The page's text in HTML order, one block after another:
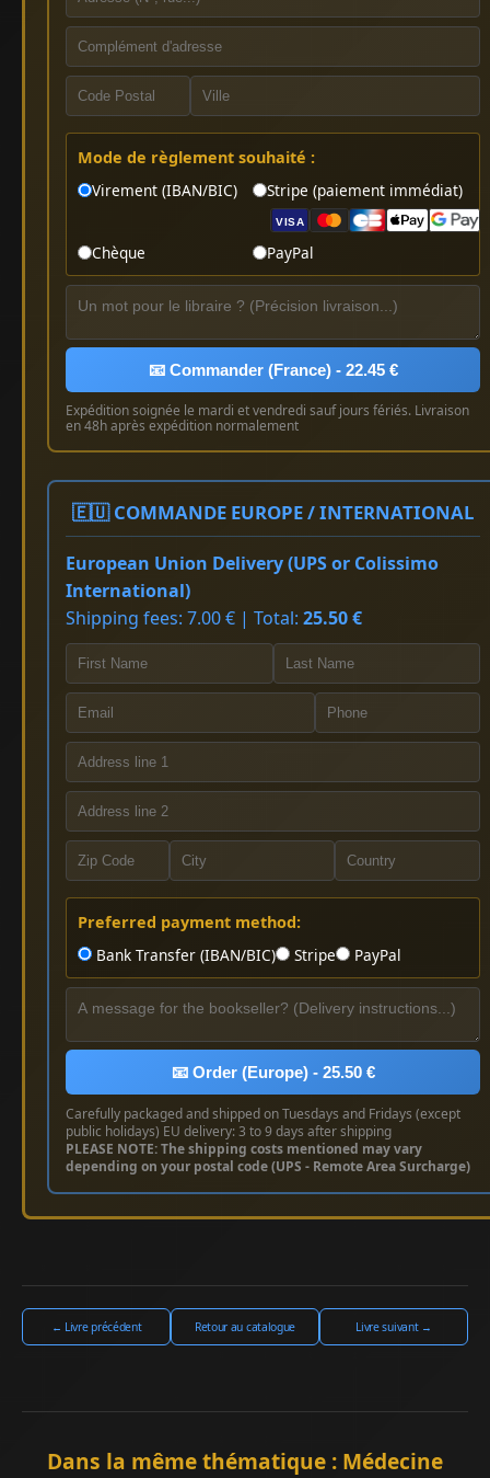
Mode de règlement souhaité :
Virement (IBAN/BIC)
Stripe (paiement immédiat)
VISA
Chèque PayPal
📧 Commander (France) - 22.45 €
Expédition soignée le mardi et vendredi sauf jours fériés. Livraison
en 48h après expédition normalement
🇪🇺 COMMANDE EUROPE / INTERNATIONAL
European Union Delivery (UPS or Colissimo
International)
Shipping fees: 7.00 € | Total: 25.50 €
Preferred payment method:
Bank Transfer (IBAN/BIC)
Stripe PayPal
📧 Order (Europe) - 25.50 €
Carefully packaged and shipped on Tuesdays and Fridays (except
public holidays) EU delivery: 3 to 9 days after shipping
PLEASE NOTE: The shipping costs mentioned may vary
depending on your postal code (UPS - Remote Area Surcharge)
← Livre précédent Retour au catalogue Livre suivant →
Dans la même thématique : Médecine